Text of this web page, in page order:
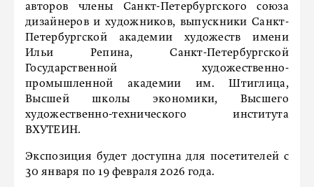
авторов члены Санкт-Петербургского союза
дизайнеров и художников, выпускники Санкт-
Петербургской академии художеств имени
Ильи Репина, Санкт-Петербургской
Государственной художественно-
промышленной академии им. Штиглица,
Высшей школы экономики, Высшего
художественно-технического института
ВХУТЕИН.
Экспозиция будет доступна для посетителей с
30 января по 19 февраля 2026 года.